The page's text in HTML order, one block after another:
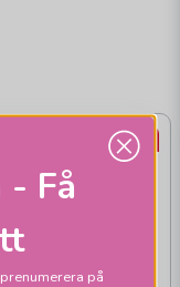
22%
- Få
på